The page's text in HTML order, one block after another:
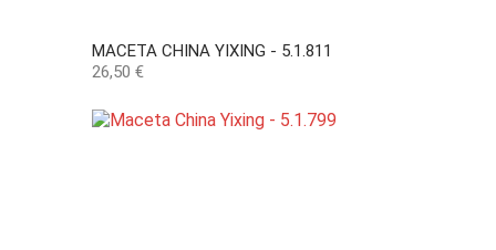
MACETA CHINA YIXING - 5.1.811
Precio
26,50 €